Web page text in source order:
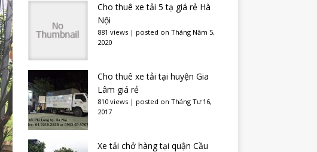
Cho thuê xe tải 5 tạ giá rẻ Hà
Nội
881 views| posted on Tháng Năm 5,
2020
Cho thuê xe tải tại huyện Gia
Lâm giá rẻ
810 views| posted on Tháng Tư 16,
2017
Xe tải chở hàng tại quận Cầu